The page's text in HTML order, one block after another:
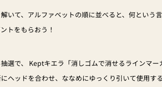
いて、アルファベットの順に並べると、何という
トをもらおう！
選で、 Keptキエラ「消しゴムで消せるラインマー
ヘッドを合わせ、ななめにゆっくり引いて使用す